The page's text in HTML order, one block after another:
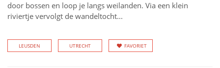
door bossen en loop je langs weilanden. Via een klein
riviertje vervolgt de wandeltocht...
LEUSDEN UTRECHT FAVORIET